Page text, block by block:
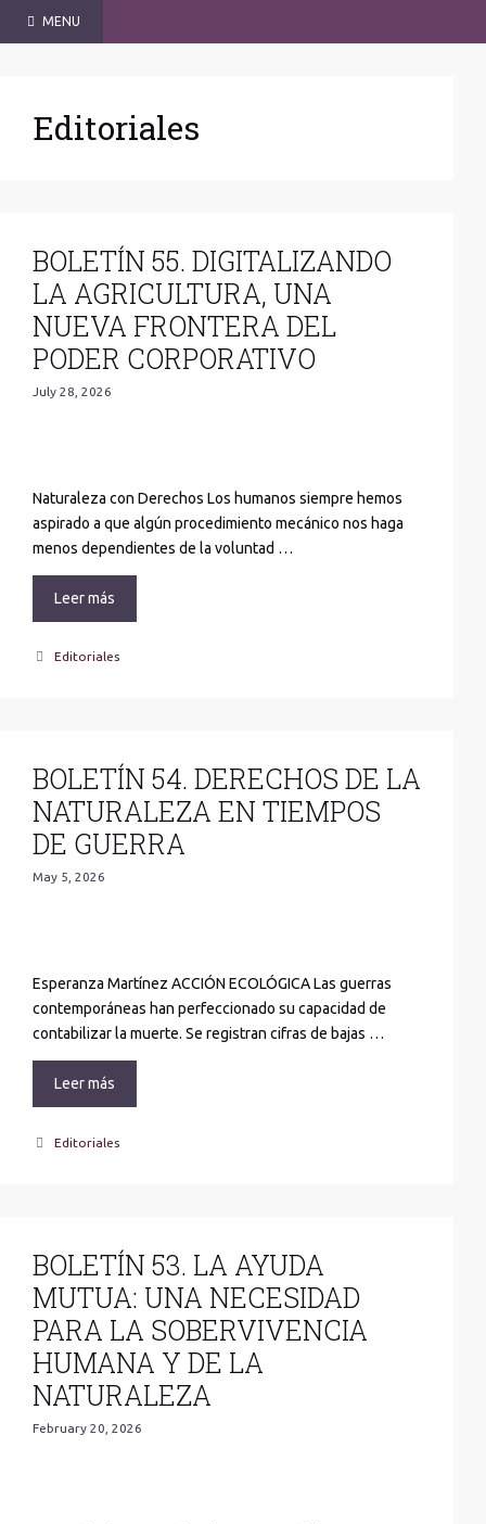
MENU
Editoriales
BOLETÍN 55. DIGITALIZANDO
LA AGRICULTURA, UNA
NUEVA FRONTERA DEL
PODER CORPORATIVO
July 28, 2026
Naturaleza con Derechos Los humanos siempre hemos
aspirado a que algún procedimiento mecánico nos haga
menos dependientes de la voluntad …
Leer más
Categories
Editoriales
BOLETÍN 54. DERECHOS DE LA
NATURALEZA EN TIEMPOS
DE GUERRA
May 5, 2026
Esperanza Martínez ACCIÓN ECOLÓGICA Las guerras
contemporáneas han perfeccionado su capacidad de
contabilizar la muerte. Se registran cifras de bajas …
Leer más
Categories
Editoriales
BOLETÍN 53. LA AYUDA
MUTUA: UNA NECESIDAD
PARA LA SOBERVIVENCIA
HUMANA Y DE LA
NATURALEZA
February 20, 2026